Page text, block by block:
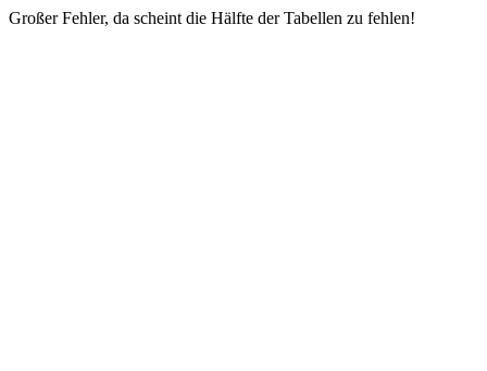
Großer Fehler, da scheint die Hälfte der Tabellen zu fehlen!